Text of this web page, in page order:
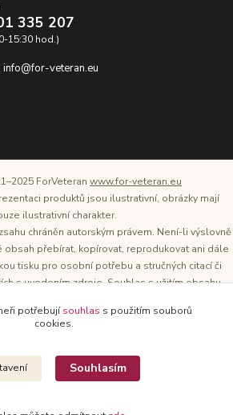
335 207
15:30 hod.)
veteran.eu
ForVeteran www.for-veteran.eu
produktů jsou ilustrativní, obrázky mají
ilustrativní charakter.
chráněn autorským právem. Není-li výslovně
obsah přebírat, kopírovat, reprodukovat ani dále
tisku pro osobní potřebu a stručných citací či
s uvedením zdroje. Souhlas s užitím obsahu
stránek je Tomáš Oršel.
potřebujísouhlas s použitím souborů
cookies.
Souhlasím